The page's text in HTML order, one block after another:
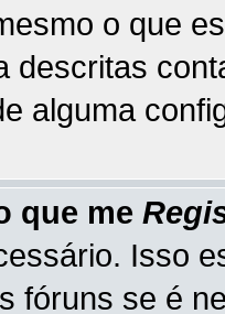
o que
descritas
alguma
que me
Isso
fóruns se é